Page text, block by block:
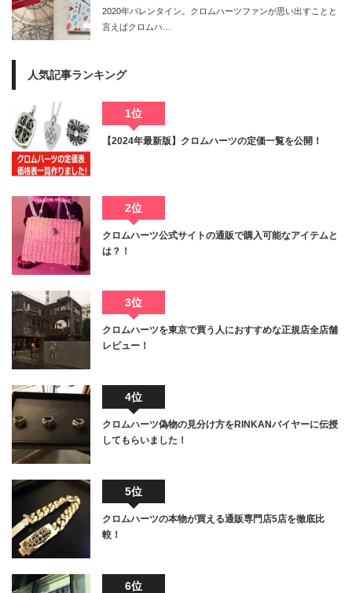
2020年バレンタイン。クロムハーツファンが思い出すことと
言えばクロムハ…
人気記事ランキング
1位
【2024年最新版】クロムハーツの定価一覧を公開！
2位
クロムハーツ公式サイトの通販で購入可能なアイテムと
は？！
3位
クロムハーツを東京で買う人におすすめな正規店全店舗
レビュー！
4位
クロムハーツ偽物の見分け方をRINKANバイヤーに伝授
してもらいました！
5位
クロムハーツの本物が買える通販専門店5店を徹底比
較！
6位